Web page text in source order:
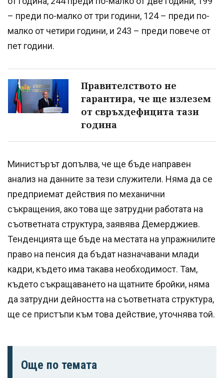
– преди по-малко от три години, 124 – преди по-
малко от четири години, и 243 – преди повече от
пет години.
Правителството не
гарантира, че ще излезем
от свръхдефицита тази
година
Министърът допълва, че ще бъде направен
анализ на данните за тези служители. Няма да се
предприемат действия по механични
съкращения, ако това ще затрудни работата на
съответната структура, заявява Демерджиев.
Тенденцията ще бъде на местата на упражнилите
право на пенсия да бъдат назначавани млади
кадри, където има такава необходимост. Там,
където съкращаването на щатните бройки, няма
да затрудни дейността на съответната структура,
ще се пристъпи към това действие, уточнява той.
Още по темата